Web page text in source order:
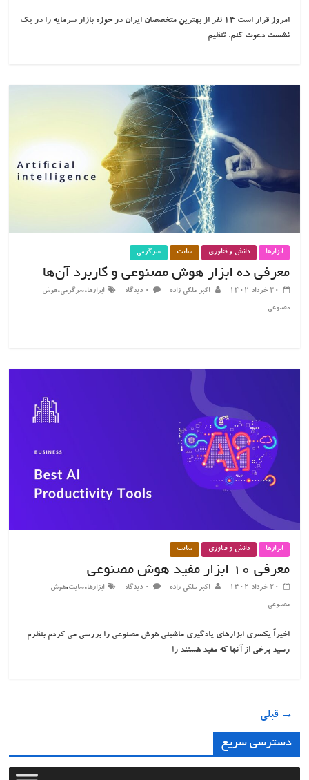
امروز قرار است ۱۴ نفر از بهترین متخصصان ایران در حوزه بازار سرمایه را در یک
نشست دعوت کنم. تنظیم
ابزارها دانش و فناوری سایت سرگرمی
معرفی ده ابزار هوش مصنوعی و کاربرد آن‌ها
۲۰ خرداد ۱۴۰۲ اکبر ملکی زاده ۰ دیدگاه ابزارها،سرگرمی،هوش
مصنوعی
ابزارها دانش و فناوری سایت
معرفی ۱۰ ابزار مفید هوش مصنوعی
۲۰ خرداد ۱۴۰۲ اکبر ملکی زاده ۰ دیدگاه ابزارها،سایت،هوش
مصنوعی
اخیراً یکسری ابزارهای یادگیری ماشینی هوش مصنوعی را بررسی می کردم بنظرم
رسید برخی از آنها که مفید هستند را
→ قبلی
دسترسی سریع